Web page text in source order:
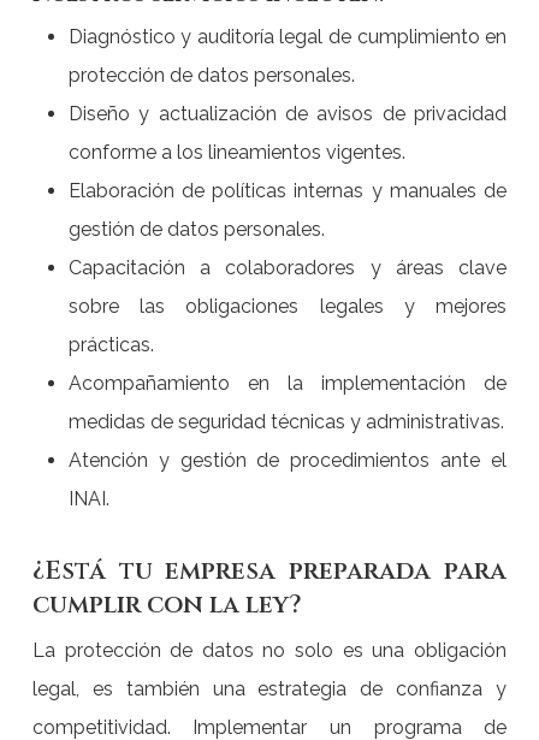
Diagnóstico y auditoría legal de cumplimiento en
protección de datos personales.
Diseño y actualización de avisos de privacidad
conforme a los lineamientos vigentes.
Elaboración de políticas internas y manuales de
gestión de datos personales.
Capacitación a colaboradores y áreas clave
sobre las obligaciones legales y mejores
prácticas.
Acompañamiento en la implementación de
medidas de seguridad técnicas y administrativas.
Atención y gestión de procedimientos ante el
INAI.
¿Está tu empresa preparada para
cumplir con la ley?
La protección de datos no solo es una obligación
legal, es también una estrategia de confianza y
competitividad. Implementar un programa de